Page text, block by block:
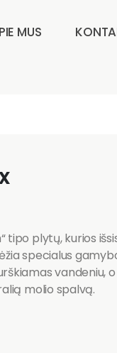
MUS
tipo plytų, kurios
specialus
vandeniu,
molio spalvą.